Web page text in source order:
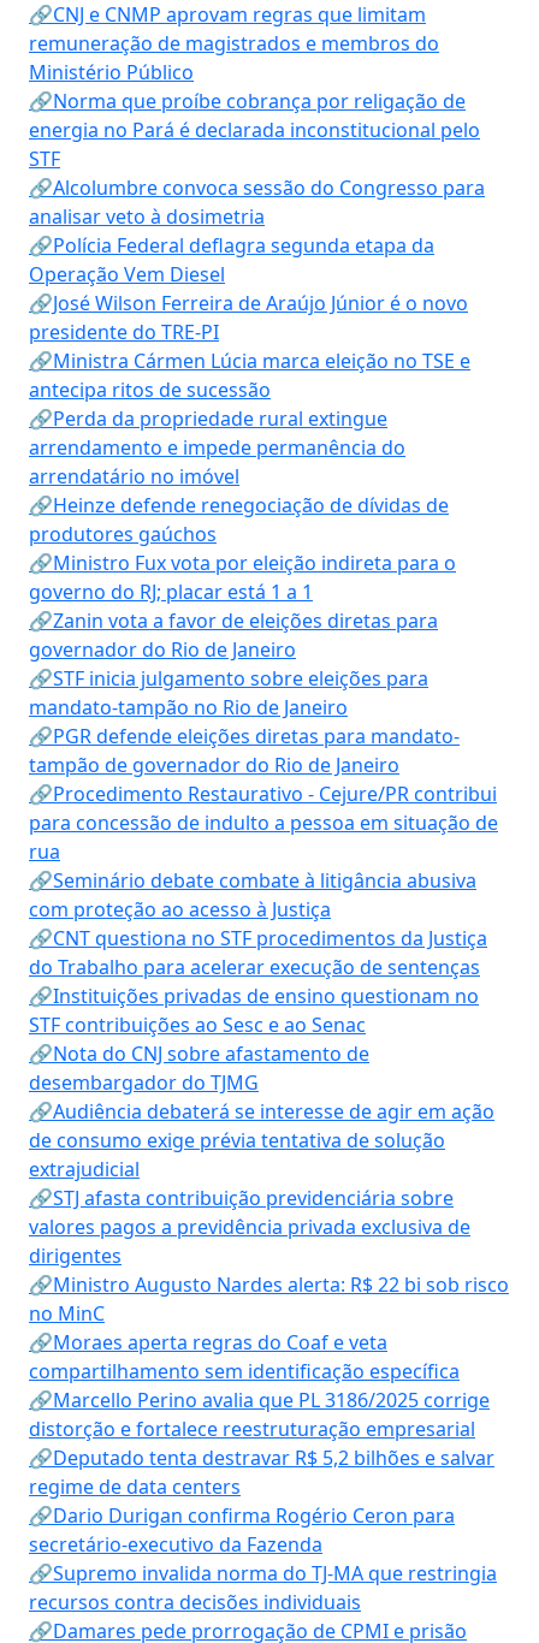
🔗CNJ e CNMP aprovam regras que limitam
remuneração de magistrados e membros do
Ministério Público
🔗Norma que proíbe cobrança por religação de
energia no Pará é declarada inconstitucional pelo
STF
🔗Alcolumbre convoca sessão do Congresso para
analisar veto à dosimetria
🔗Polícia Federal deflagra segunda etapa da
Operação Vem Diesel
🔗José Wilson Ferreira de Araújo Júnior é o novo
presidente do TRE-PI
🔗Ministra Cármen Lúcia marca eleição no TSE e
antecipa ritos de sucessão
🔗Perda da propriedade rural extingue
arrendamento e impede permanência do
arrendatário no imóvel
🔗Heinze defende renegociação de dívidas de
produtores gaúchos
🔗Ministro Fux vota por eleição indireta para o
governo do RJ; placar está 1 a 1
🔗Zanin vota a favor de eleições diretas para
governador do Rio de Janeiro
🔗STF inicia julgamento sobre eleições para
mandato-tampão no Rio de Janeiro
🔗PGR defende eleições diretas para mandato-
tampão de governador do Rio de Janeiro
🔗Procedimento Restaurativo - Cejure/PR contribui
para concessão de indulto a pessoa em situação de
rua
🔗Seminário debate combate à litigância abusiva
com proteção ao acesso à Justiça
🔗CNT questiona no STF procedimentos da Justiça
do Trabalho para acelerar execução de sentenças
🔗Instituições privadas de ensino questionam no
STF contribuições ao Sesc e ao Senac
🔗Nota do CNJ sobre afastamento de
desembargador do TJMG
🔗Audiência debaterá se interesse de agir em ação
de consumo exige prévia tentativa de solução
extrajudicial
🔗STJ afasta contribuição previdenciária sobre
valores pagos a previdência privada exclusiva de
dirigentes
🔗Ministro Augusto Nardes alerta: R$ 22 bi sob risco
no MinC
🔗Moraes aperta regras do Coaf e veta
compartilhamento sem identificação específica
🔗Marcello Perino avalia que PL 3186/2025 corrige
distorção e fortalece reestruturação empresarial
🔗Deputado tenta destravar R$ 5,2 bilhões e salvar
regime de data centers
🔗Dario Durigan confirma Rogério Ceron para
secretário-executivo da Fazenda
🔗Supremo invalida norma do TJ-MA que restringia
recursos contra decisões individuais
🔗Damares pede prorrogação de CPMI e prisão